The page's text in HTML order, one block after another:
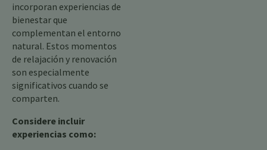
incorporan experiencias de
bienestar que
complementan el entorno
natural. Estos momentos
de relajación y renovación
son especialmente
significativos cuando se
comparten.
Considere incluir
experiencias como: